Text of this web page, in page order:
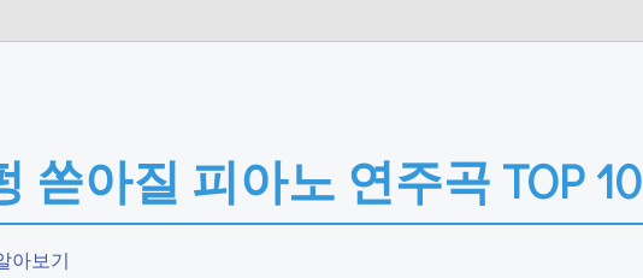
쏟아질 피아노 연주곡 TOP 10
아보기